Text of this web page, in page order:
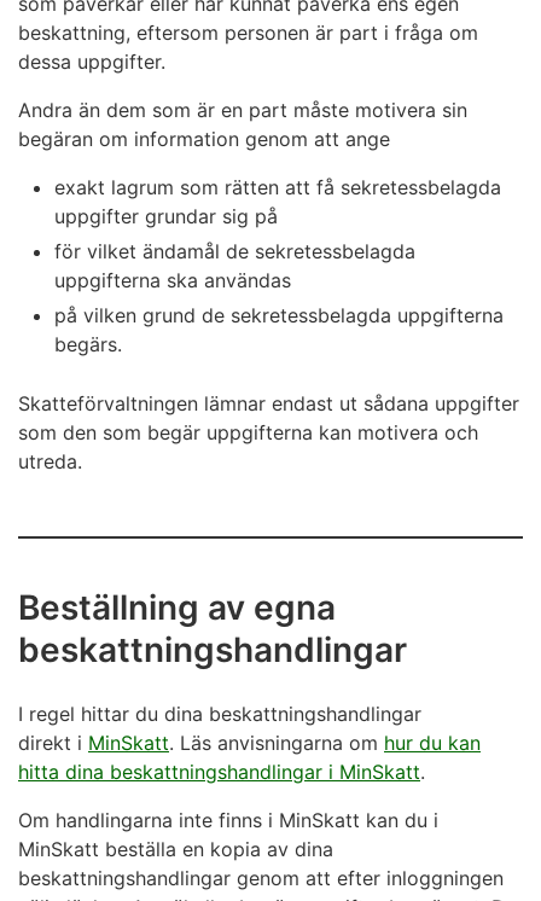
beskattning, eftersom personen är part i fråga om
dessa uppgifter.
Andra än dem som är en part måste motivera sin
begäran om information genom att ange
exakt lagrum som rätten att få sekretessbelagda
uppgifter grundar sig på
för vilket ändamål de sekretessbelagda
uppgifterna ska användas
på vilken grund de sekretessbelagda uppgifterna
begärs.
Skatteförvaltningen lämnar endast ut sådana uppgifter
som den som begär uppgifterna kan motivera och
utreda.
Beställning av egna
beskattningshandlingar
I regel hittar du dina beskattningshandlingar
direkt i MinSkatt. Läs anvisningarna om hur du kan
hitta dina beskattningshandlingar i MinSkatt.
Om handlingarna inte finns i MinSkatt kan du i
MinSkatt beställa en kopia av dina
beskattningshandlingar genom att efter inloggningen